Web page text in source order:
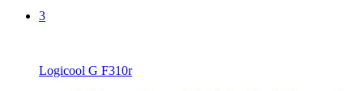
3
Logicool G F310r